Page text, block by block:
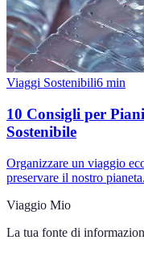
Viaggi Sostenibili6 min
10 Consigli per
Sostenibile
Organizzare un viaggio
preservare il nostro
Viaggio Mio
La tua fonte di